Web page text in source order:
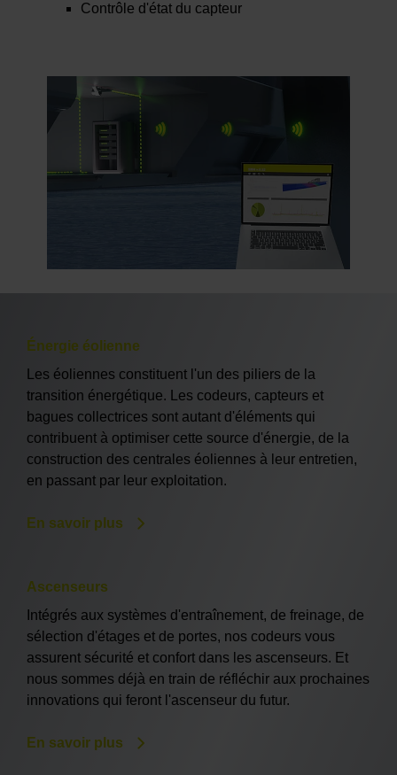
Contrôle d'état du capteur
Énergie éolienne
Les éoliennes constituent l'un des piliers de la
transition énergétique. Les codeurs, capteurs et
bagues collectrices sont autant d'éléments qui
contribuent à optimiser cette source d'énergie, de la
construction des centrales éoliennes à leur entretien,
en passant par leur exploitation.
En savoir plus
Ascenseurs
Intégrés aux systèmes d'entraînement, de freinage, de
sélection d'étages et de portes, nos codeurs vous
assurent sécurité et confort dans les ascenseurs. Et
nous sommes déjà en train de réfléchir aux prochaines
innovations qui feront l'ascenseur du futur.
En savoir plus